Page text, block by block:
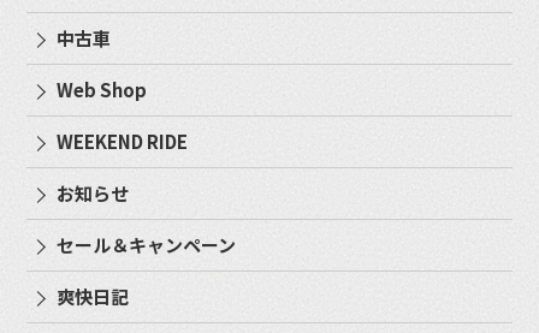
中古車
Web Shop
WEEKEND RIDE
お知らせ
セール＆キャンペーン
爽快日記